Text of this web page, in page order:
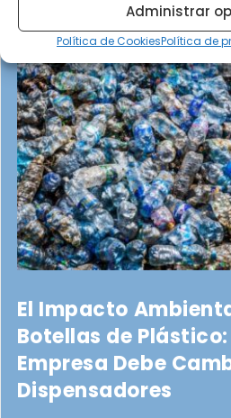
Administrar
Política de CookiesPolítica de
El Impacto
Botellas de Plástico:
Empresa Debe
Dispensadores